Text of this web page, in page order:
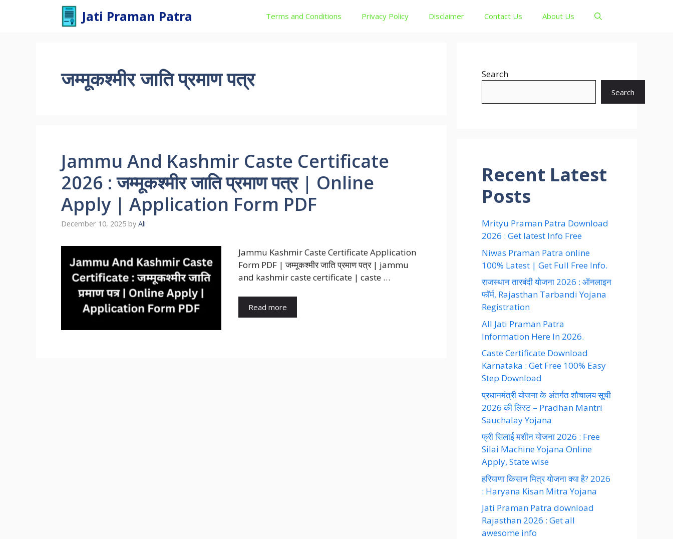
Jati Praman Patra Terms and Conditions Privacy Policy Disclaimer Contact Us About Us
जम्मूकश्मीर जाति प्रमाण पत्र
Jammu And Kashmir Caste Certificate
2026 : जम्मूकश्मीर जाति प्रमाण पत्र | Online
Apply | Application Form PDF
December 10, 2025 by Ali
Jammu Kashmir Caste Certificate Application
Form PDF | जम्मूकश्मीर जाति प्रमाण पत्र | jammu
and kashmir caste certificate | caste …
Read more
Search
Search
Recent Latest
Posts
Mrityu Praman Patra Download
2026 : Get latest Info Free
Niwas Praman Patra online
100% Latest | Get Full Free Info.
राजस्थान तारबंदी योजना 2026 : ऑनलाइन
फॉर्म, Rajasthan Tarbandi Yojana
Registration
All Jati Praman Patra
Information Here In 2026.
Caste Certificate Download
Karnataka : Get Free 100% Easy
Step Download
प्रधानमंत्री योजना के अंतर्गत शौचालय सूची
2026 की लिस्ट – Pradhan Mantri
Sauchalay Yojana
फ्री सिलाई मशीन योजना 2026 : Free
Silai Machine Yojana Online
Apply, State wise
हरियाणा किसान मित्र योजना क्या है? 2026
: Haryana Kisan Mitra Yojana
Jati Praman Patra download
Rajasthan 2026 : Get all
awesome info